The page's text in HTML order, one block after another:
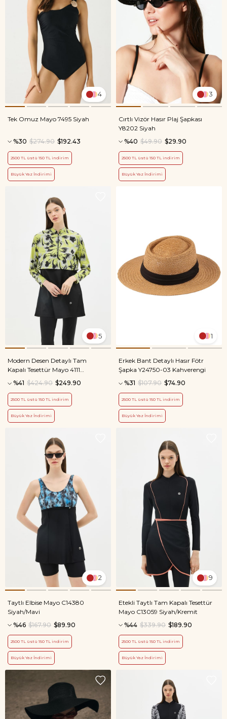
4
Tek Omuz Mayo 7495 Siyah
%30 $192.43
$274.90
2500 TL üstü 150 TL indirim
Büyük Yaz İndirimi
3
Cırtlı Vizör Hasır Plaj Şapkası
Y8202 Siyah
%40
$29.90
$49.90
2500 TL üstü 150 TL indirim
Büyük Yaz İndirimi
5
Modern Desen Detaylı Tam
Kapalı Tesettür Mayo 4111
Sarı/Siyah
%41 $249.90
$424.90
2500 TL üstü 150 TL indirim
Büyük Yaz İndirimi
1
Erkek Bant Detaylı Hasır Fötr
Şapka Y24750-03 Kahverengi
%31
$74.90
$107.90
2500 TL üstü 150 TL indirim
Büyük Yaz İndirimi
2
Taytlı Elbise Mayo C14380
Siyah/Mavi
%46
$89.90
$167.90
2500 TL üstü 150 TL indirim
Büyük Yaz İndirimi
9
Etekli Taytlı Tam Kapalı Tesettür
Mayo C13059 Siyah/Kremit
%44
$189.90
$339.90
2500 TL üstü 150 TL indirim
Büyük Yaz İndirimi